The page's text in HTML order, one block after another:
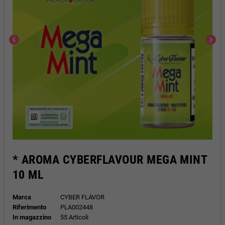
chevron_left chevron_right
* AROMA CYBERFLAVOUR MEGA MINT
10 ML
Marca
CYBER FLAVOR
Riferimento
PLA002448
In magazzino
55 Articoli